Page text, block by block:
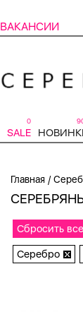
ВАКАНСИИ
SALE
0
Главная /
Сбросить
Серебро